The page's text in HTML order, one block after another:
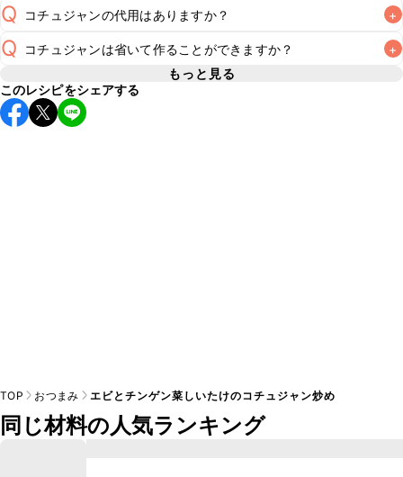
A
Q コチュジャンの代用はありますか？ +
A
Q コチュジャンは省いて作ることができますか？ +
A
使用量が少ない場合は省いてもお作りいただけますが、メイ
ンの味付けとして使用している場合は省くと味がぼやける可
能性があるため、
もっと見る
このレシピをシェアする
TOP おつまみ エビとチンゲン菜しいたけのコチュジャン炒め
同じ材料の人気ランキング